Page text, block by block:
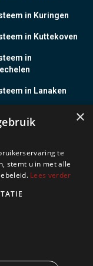
in Kuringen
in Kuttekoven
in
in Lanaken
in
in Leut
×
te
stemt u in met alle
Lees verder